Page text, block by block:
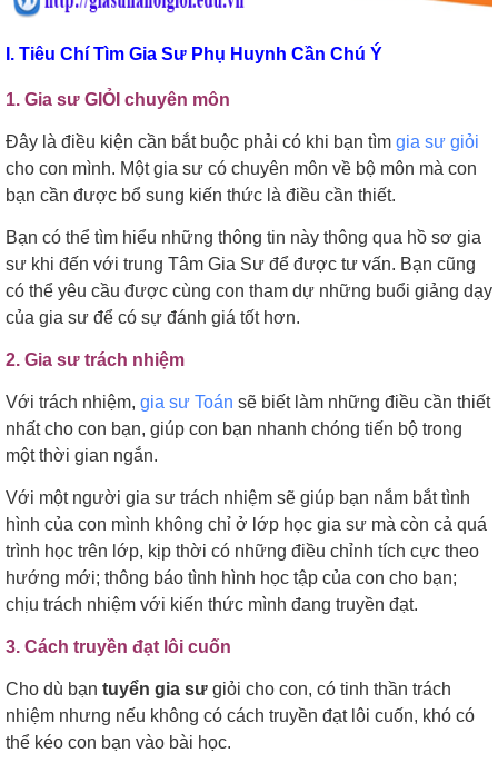
I. Tiêu Chí Tìm Gia Sư Phụ Huynh Cần Chú Ý
1. Gia sư GIỎI chuyên môn
Đây là điều kiện cần bắt buộc phải có khi bạn tìm gia sư giỏi
cho con mình. Một gia sư có chuyên môn về bộ môn mà con
bạn cần được bổ sung kiến thức là điều cần thiết.
Bạn có thể tìm hiểu những thông tin này thông qua hồ sơ gia
sư khi đến với trung Tâm Gia Sư để được tư vấn. Bạn cũng
có thể yêu cầu được cùng con tham dự những buổi giảng dạy
của gia sư để có sự đánh giá tốt hơn.
2. Gia sư trách nhiệm
Với trách nhiệm, gia sư Toán sẽ biết làm những điều cần thiết
nhất cho con bạn, giúp con bạn nhanh chóng tiến bộ trong
một thời gian ngắn.
Với một người gia sư trách nhiệm sẽ giúp bạn nắm bắt tình
hình của con mình không chỉ ở lớp học gia sư mà còn cả quá
trình học trên lớp, kịp thời có những điều chỉnh tích cực theo
hướng mới; thông báo tình hình học tập của con cho bạn;
chịu trách nhiệm với kiến thức mình đang truyền đạt.
3. Cách truyền đạt lôi cuốn
Cho dù bạn tuyển gia sư giỏi cho con, có tinh thần trách
nhiệm nhưng nếu không có cách truyền đạt lôi cuốn, khó có
thể kéo con bạn vào bài học.